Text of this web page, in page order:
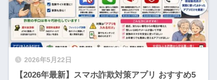
2026年5月22日
【2026年最新】スマホ詐欺対策アプリ おすすめ5